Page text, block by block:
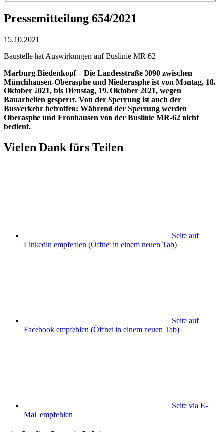
Pressemitteilung 654/2021
15.10.2021
Baustelle hat Auswirkungen auf Buslinie MR-62
Marburg-Biedenkopf – Die Landesstraße 3090 zwischen
Münchhausen-Oberasphe und Niederasphe ist von Montag, 18.
Oktober 2021, bis Dienstag, 19. Oktober 2021, wegen
Bauarbeiten gesperrt. Von der Sperrung ist auch der
Busverkehr betroffen: Während der Sperrung werden
Oberasphe und Fronhausen von der Buslinie MR-62 nicht
bedient.
Vielen Dank fürs Teilen
Seite auf
Linkedin empfehlen (Öffnet in einem neuen Tab)
Seite auf
Facebook empfehlen (Öffnet in einem neuen Tab)
Seite via E-
Mail empfehlen